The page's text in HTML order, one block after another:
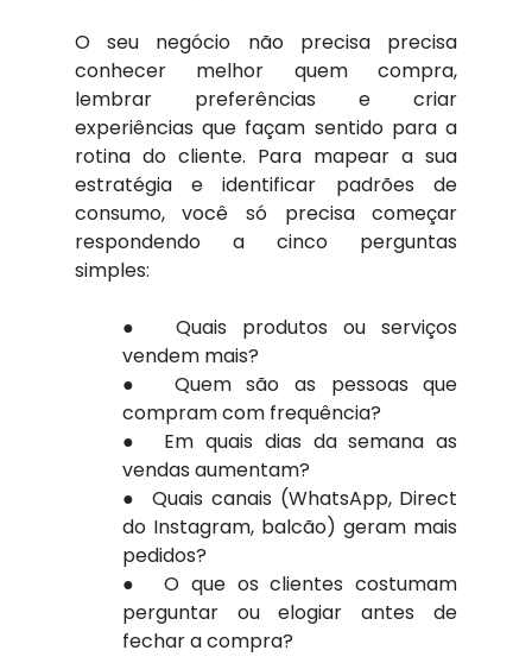
O seu negócio não precisa precisa
conhecer melhor quem compra,
lembrar preferências e criar
experiências que façam sentido para a
rotina do cliente. Para mapear a sua
estratégia e identificar padrões de
consumo, você só precisa começar
respondendo a cinco perguntas
simples:
●  ​Quais produtos ou serviços
vendem mais?
●  ​Quem são as pessoas que
compram com frequência?
●  ​Em quais dias da semana as
vendas aumentam?
●  ​Quais canais (WhatsApp, Direct
do Instagram, balcão) geram mais
pedidos?
●  ​O que os clientes costumam
perguntar ou elogiar antes de
fechar a compra?